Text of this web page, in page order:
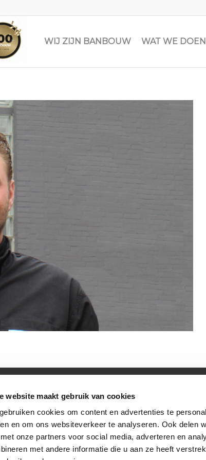
website maakt gebruik van cookies
cookies om content en advertenties te
en om ons websiteverkeer te analyseren. Ook delen
onze partners voor social media, adverteren en
met andere informatie die u aan ze heeft
WIJ ZIJN BANBOUW WAT WE DOEN
BanGroep|Algemene voorwaarden|Privacybeleid